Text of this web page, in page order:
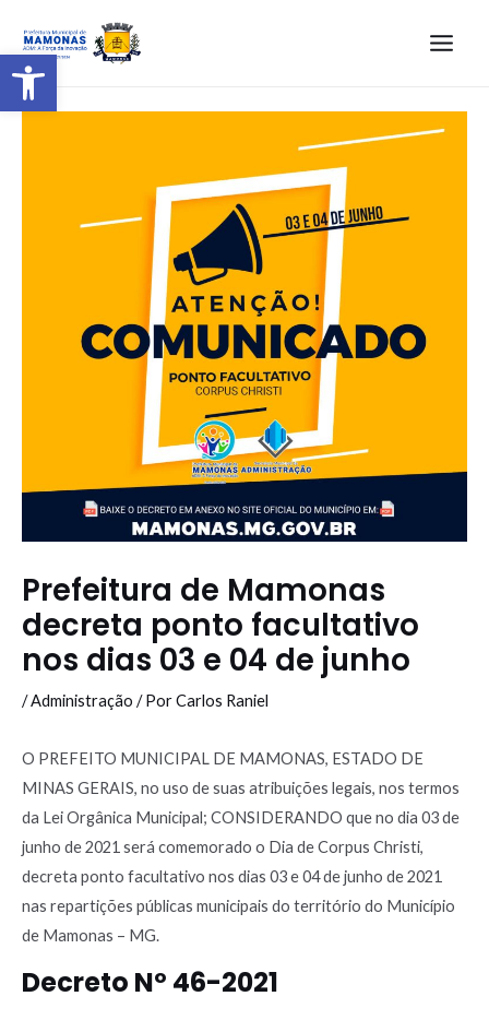
Barra de Ferramentas Aberta
Prefeitura de Mamonas
decreta ponto facultativo
nos dias 03 e 04 de junho
/Administração / PorCarlos Raniel
O PREFEITO MUNICIPAL DE MAMONAS, ESTADO DE
MINAS GERAIS, no uso de suas atribuições legais, nos termos
da Lei Orgânica Municipal; CONSIDERANDO que no dia 03 de
junho de 2021 será comemorado o Dia de Corpus Christi,
decreta ponto facultativo nos dias 03 e 04 de junho de 2021
nas repartições públicas municipais do território do Município
de Mamonas – MG.
Decreto Nº 46-2021